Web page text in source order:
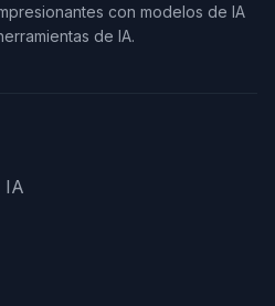
con modelos de IA
de IA.
IA